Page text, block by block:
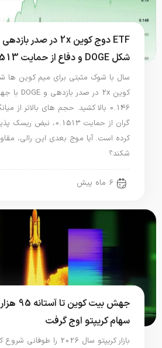
شکل DOGE و دفاع از حمایت 0.1513
0.146 بالا کشید. حجم های بالاتر از
گران از حمایت 0.1513،
شکند؟
6 ماه پیش
سهام کریپتو اوج گرفت
بازار کریپتو سال 2026 را